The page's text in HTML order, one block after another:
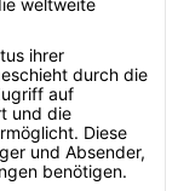
weltweite
ihrer
durch die
auf
und die
Diese
und Absender,
benötigen.